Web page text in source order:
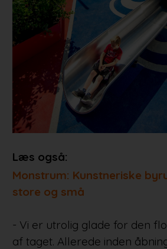
Læs også:
Monstrum: Kunstneriske
store og små
- Vi er utrolig glade for den
af taget. Allerede inden